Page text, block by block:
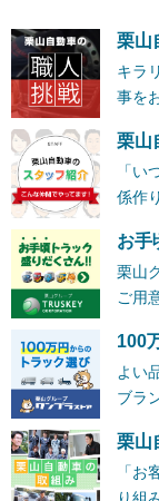
栗山
キラ
事を
栗山
「
係作
お手
栗山
ご用
100
よい
ブラ
栗山
「
り組